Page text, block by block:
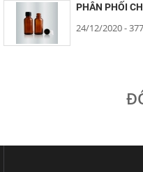
PHÂN PHỐI
24/12/2020-